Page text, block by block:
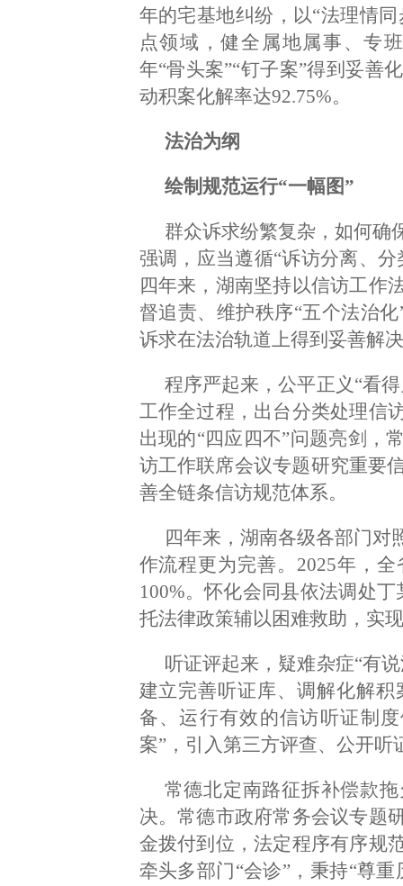
年的宅基地纠纷，以“法理情
点领域，健全属地属事、专
年“骨头案”“钉子案”得到妥善
动积案化解率达92.75%。
法治为纲
绘制规范运行“一幅图”
群众诉求纷繁复杂，如何确
强调，应当遵循“诉访分离、
四年来，湖南坚持以信访工作
督追责、维护秩序“五个法治
诉求在法治轨道上得到妥善解
程序严起来，公平正义“看
工作全过程，出台分类处理信
出现的“四应四不”问题亮剑，
访工作联席会议专题研究重要
善全链条信访规范体系。
四年来，湖南各级各部门对
作流程更为完善。2025年，
100%。怀化会同县依法调处
托法律政策辅以困难救助，实
听证评起来，疑难杂症“有
建立完善听证库、调解化解
备、运行有效的信访听证制
案”，引入第三方评查、公开听
常德北定南路征拆补偿款
决。常德市政府常务会议专题
金拨付到位，法定程序有序规
牵头多部门“会诊”，秉持“尊